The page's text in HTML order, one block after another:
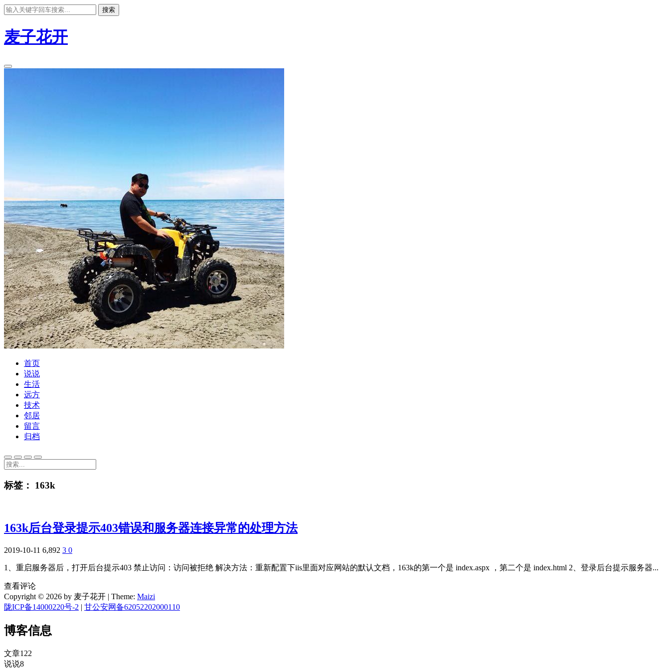
搜索
麦子花开
首页
说说
生活
远方
技术
邻居
留言
归档
标签： 163k
163k后台登录提示403错误和服务器连接异常的处理方法
2019-10-11 6,892 3 0
1、重启服务器后，打开后台提示403 禁止访问：访问被拒绝 解决方法：重新配置下iis里面对应网站的默认文档，163k的第一个是 index.aspx ，第二个是 index.html 2、登录后台提示服务器...
查看评论
Copyright © 2026 by 麦子花开 | Theme: Maizi
陇ICP备14000220号-2 | 甘公安网备62052202000110
博客信息
文章122
说说8